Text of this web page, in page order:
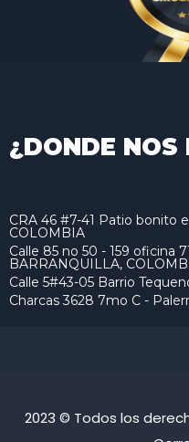
¿DONDE NOS
CRA 46 #7-41 Patio bonito
COLOMBIA
Calle 85 no 50 - 159 oficina
BARRANQUILLA,
Calle 5#43-05 Barrio
Charcas 3628 7mo C -
2023 © Todos los